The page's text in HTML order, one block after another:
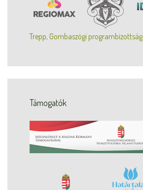
Trepp, Gombaszögi programbizottság
Támogatók